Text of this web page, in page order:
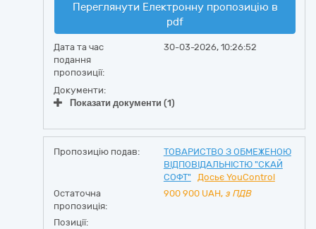
Переглянути Електронну пропозицію в
pdf
Дата та час
подання
пропозиції:
30-03-2026, 10:26:52
Документи:
Показати документи (1)
Пропозицію подав:
ТОВАРИСТВО З ОБМЕЖЕНОЮ
ВІДПОВІДАЛЬНІСТЮ "СКАЙ
СОФТ"
Досьє YouControl
Остаточна
пропозиція:
900 900 UAH, з ПДВ
Позиції: